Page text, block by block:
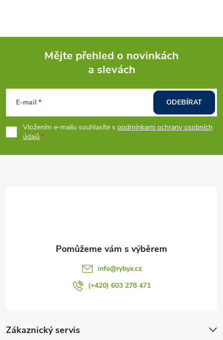
p
a
Mějte přehled o novinkách
a slevách
E-mail
Vložením e-mailu souhlasíte s podmínkami ochrany osobních
údajů
ODEBÍRAT
Zákaznický servis
info@rybyx.cz
(+420) 603 278 471